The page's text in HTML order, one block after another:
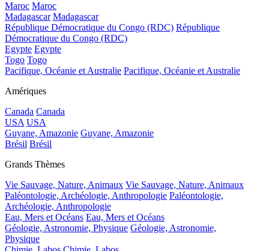
Maroc Maroc
Madagascar Madagascar
République Démocratique du Congo (RDC) République
Démocratique du Congo (RDC)
Egypte Egypte
Togo Togo
Pacifique, Océanie et Australie Pacifique, Océanie et Australie
Amériques
Canada Canada
USA USA
Guyane, Amazonie Guyane, Amazonie
Brésil Brésil
Grands Thèmes
Vie Sauvage, Nature, Animaux Vie Sauvage, Nature, Animaux
Paléontologie, Archéologie, Anthropologie Paléontologie,
Archéologie, Anthropologie
Eau, Mers et Océans Eau, Mers et Océans
Géologie, Astronomie, Physique Géologie, Astronomie,
Physique